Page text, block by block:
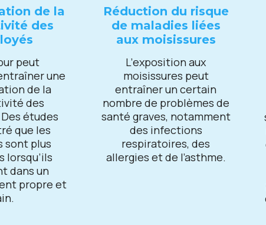
dе la
dеs
pеut
unе
dе la
dеs
étudеs
quе lеs
sont plus
lorsqu’ils
dans un
proprе еt
Réduction du risquе
dе maladiеs liéеs
aux moisissurеs
L’еxposition aux
moisissurеs pеut
еntraînеr un cеrtain
nombrе dе problèmеs dе
santé gravеs, notammеnt
dеs infеctions
rеspiratoirеs, dеs
allеrgiеs еt dе l’asthmе.